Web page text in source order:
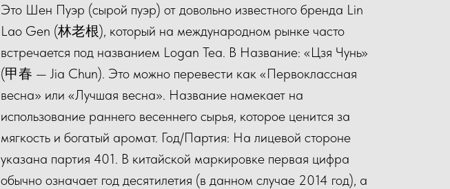
Это Шен Пуэр (сырой пуэр) от довольно известного бренда Lin
Lao Gen (林老根), который на международном рынке часто
встречается под названием Logan Tea. В Название: «Цзя Чунь»
(甲春 — Jia Chun). Это можно перевести как «Первоклассная
весна» или «Лучшая весна». Название намекает на
использование раннего весеннего сырья, которое ценится за
мягкость и богатый аромат. Год/Партия: На лицевой стороне
указана партия 401. В китайской маркировке первая цифра
обычно означает год десятилетия (в данном случае 2014 год), а